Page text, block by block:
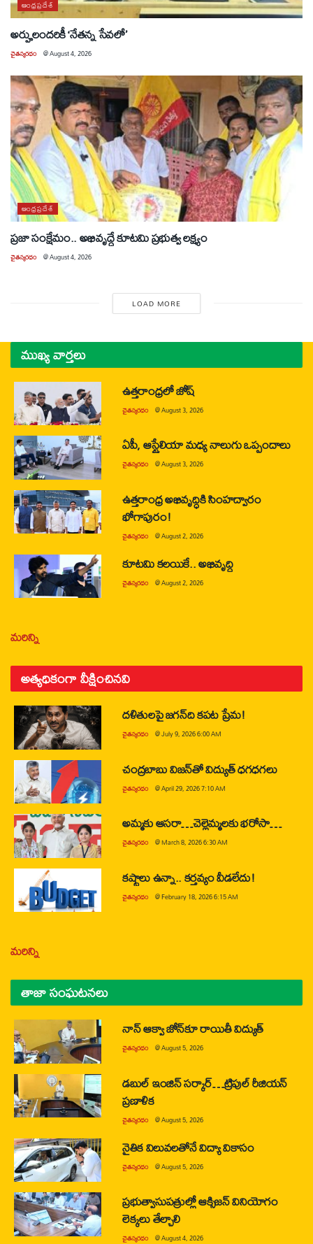
ఆంధ్రప్రదేశ్
అర్హులందరికీ ‘నేతన్న సేవలో’
చైతన్యరధం @August 4, 2026
ఆంధ్రప్రదేశ్
ప్రజా సంక్షేమం.. అభివృద్ధే కూటమి ప్రభుత్వ లక్ష్యం
చైతన్యరధం @August 4, 2026
LOAD MORE
ముఖ్య వార్తలు
ఉత్తరాంధ్రలో జోష్
చైతన్యరధం @August 3, 2026
ఏపీ, ఆస్ట్రేలియా మధ్య నాలుగు ఒప్పందాలు
చైతన్యరధం @August 3, 2026
ఉత్తరాంధ్ర అభివృద్ధికి సింహద్వారం
భోగాపురం!
చైతన్యరధం @August 2, 2026
కూటమి కలయికే.. అభివృద్ధి
చైతన్యరధం @August 2, 2026
మరిన్ని
అత్యధికంగా వీక్షించినవి
దళితులపై జగన్‌ది కపట ప్రేమ!
చైతన్యరధం @July 9, 2026 6:00 AM
చంద్రబాబు విజన్‌తో విద్యుత్ ధగధగలు
చైతన్యరధం @April 29, 2026 7:10 AM
అమ్మకు ఆసరా…చెల్లెమ్మలకు భరోసా…
చైతన్యరధం @March 8, 2026 6:30 AM
కష్టాలు ఉన్నా.. కర్తవ్యం వీడలేదు!
చైతన్యరధం @February 18, 2026 6:15 AM
మరిన్ని
తాజా సంఘటనలు
నాన్ ఆక్వా జోన్‌కూ రాయితీ విద్యుత్
చైతన్యరధం @August 5, 2026
డబుల్ ఇంజిన్ సర్కార్…ట్రిపుల్ రీజియన్
ప్రణాళిక
చైతన్యరధం @August 5, 2026
నైతిక విలువలతోనే విద్యా వికాసం
చైతన్యరధం @August 5, 2026
ప్రభుత్వాసుపత్రుల్లో ఆక్సిజన్ వినియోగం
లెక్కలు తేల్చాలి
చైతన్యరధం @August 4, 2026